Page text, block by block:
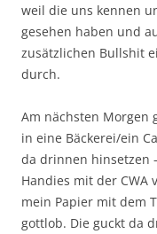
weil die uns kennen
gesehen haben und
zusätzlichen Bullshit
durch.
Am nächsten Morgen
in eine Bäckerei/ein
da drinnen hinsetzen
Handies mit der CWA
mein Papier mit dem
gottlob. Die guckt da